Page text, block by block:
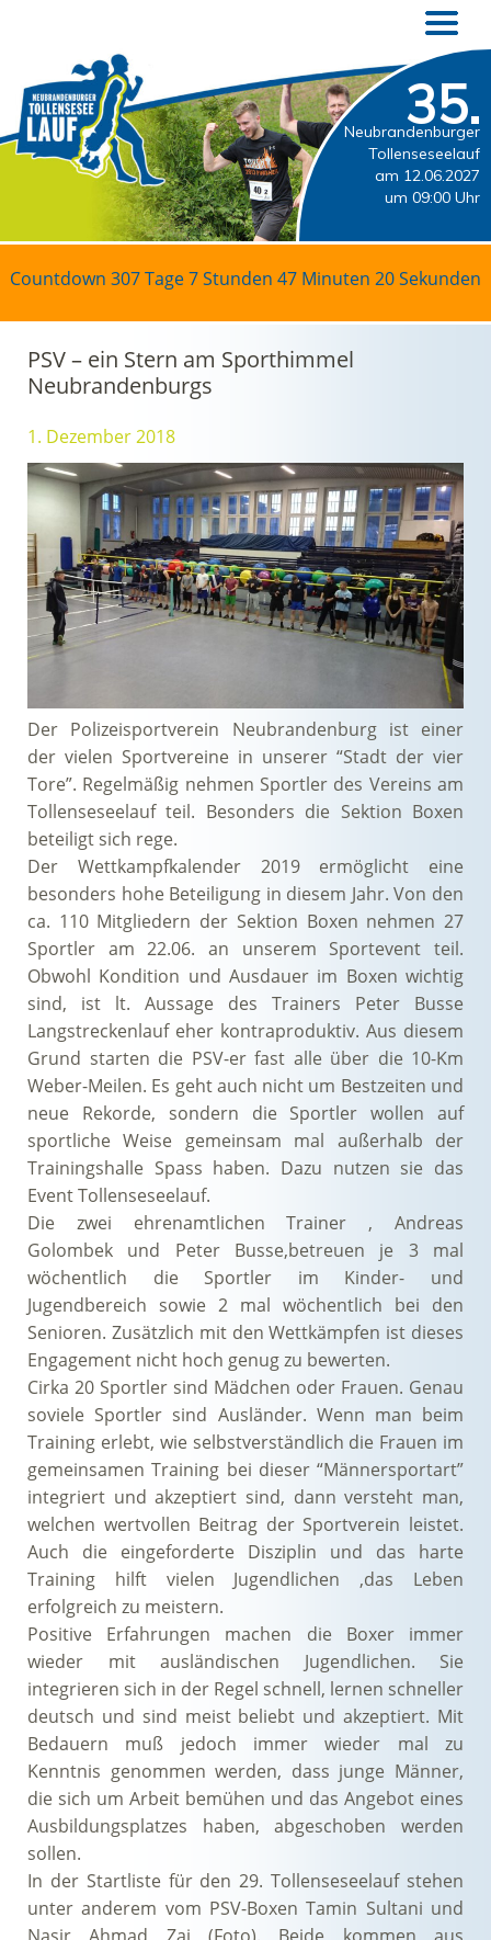
35.
Neubrandenburger
Tollenseseelauf
am 12.06.2027
um 09:00 Uhr
Countdown 307 Tage 7 Stunden 47 Minuten 20 Sekunden
PSV – ein Stern am Sporthimmel
Neubrandenburgs
1. Dezember 2018
Der Polizeisportverein Neubrandenburg ist einer
der vielen Sportvereine in unserer “Stadt der vier
Tore”. Regelmäßig nehmen Sportler des Vereins am
Tollenseseelauf teil. Besonders die Sektion Boxen
beteiligt sich rege.
Der Wettkampfkalender 2019 ermöglicht eine
besonders hohe Beteiligung in diesem Jahr. Von den
ca. 110 Mitgliedern der Sektion Boxen nehmen 27
Sportler am 22.06. an unserem Sportevent teil.
Obwohl Kondition und Ausdauer im Boxen wichtig
sind, ist lt. Aussage des Trainers Peter Busse
Langstreckenlauf eher kontraproduktiv. Aus diesem
Grund starten die PSV-er fast alle über die 10-Km
Weber-Meilen. Es geht auch nicht um Bestzeiten und
neue Rekorde, sondern die Sportler wollen auf
sportliche Weise gemeinsam mal außerhalb der
Trainingshalle Spass haben. Dazu nutzen sie das
Event Tollenseseelauf.
Die zwei ehrenamtlichen Trainer , Andreas
Golombek und Peter Busse,betreuen je 3 mal
wöchentlich die Sportler im Kinder- und
Jugendbereich sowie 2 mal wöchentlich bei den
Senioren. Zusätzlich mit den Wettkämpfen ist dieses
Engagement nicht hoch genug zu bewerten.
Cirka 20 Sportler sind Mädchen oder Frauen. Genau
soviele Sportler sind Ausländer. Wenn man beim
Training erlebt, wie selbstverständlich die Frauen im
gemeinsamen Training bei dieser “Männersportart”
integriert und akzeptiert sind, dann versteht man,
welchen wertvollen Beitrag der Sportverein leistet.
Auch die eingeforderte Disziplin und das harte
Training hilft vielen Jugendlichen ,das Leben
erfolgreich zu meistern.
Positive Erfahrungen machen die Boxer immer
wieder mit ausländischen Jugendlichen. Sie
integrieren sich in der Regel schnell, lernen schneller
deutsch und sind meist beliebt und akzeptiert. Mit
Bedauern muß jedoch immer wieder mal zu
Kenntnis genommen werden, dass junge Männer,
die sich um Arbeit bemühen und das Angebot eines
Ausbildungsplatzes haben, abgeschoben werden
sollen.
In der Startliste für den 29. Tollenseseelauf stehen
unter anderem vom PSV-Boxen Tamin Sultani und